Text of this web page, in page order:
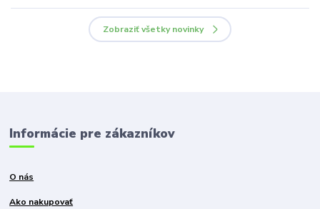
Zobraziť všetky novinky
Informácie pre zákazníkov
O nás
Ako nakupovať